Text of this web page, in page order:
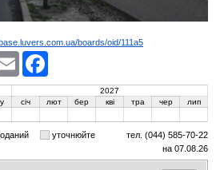
boards/oid/111a5
Email
2027
січ лют бер кві тра чер
лип
уточнюйте
тел. (044) 585-70-22
на 07.08.26